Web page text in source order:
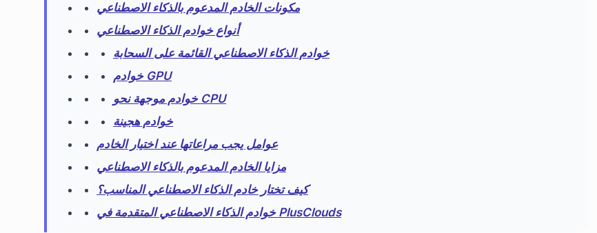
مكونات الخادم المدعوم بالذكاء الاصطناعي
أنواع خوادم الذكاء الاصطناعي
خوادم الذكاء الاصطناعي القائمة على السحابة
خوادم GPU
خوادم موجهة نحو CPU
خوادم هجينة
عوامل يجب مراعاتها عند اختيار الخادم
مزايا الخادم المدعوم بالذكاء الاصطناعي
كيف تختار خادم الذكاء الاصطناعي المناسب؟
خوادم الذكاء الاصطناعي المتقدمة في PlusClouds